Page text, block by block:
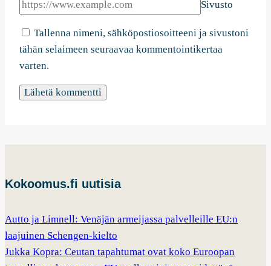
Sivusto
Tallenna nimeni, sähköpostiosoitteeni ja sivustoni
tähän selaimeen seuraavaa kommentointikertaa
varten.
Kokoomus.fi uutisia
Autto ja Limnell: Venäjän armeijassa palvelleille EU:n
laajuinen Schengen-kielto
Jukka Kopra: Ceutan tapahtumat ovat koko Euroopan